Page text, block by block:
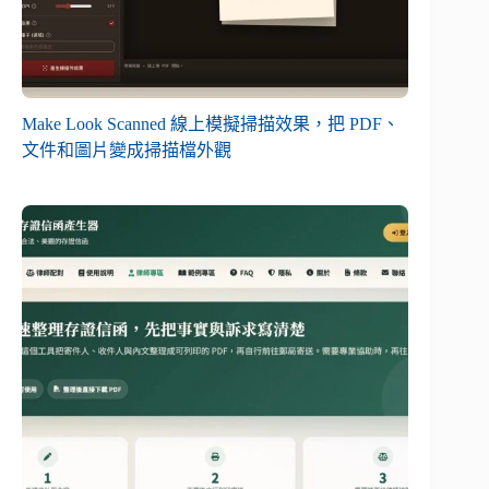
Make Look Scanned 線上模擬掃描效果，把 PDF、
文件和圖片變成掃描檔外觀